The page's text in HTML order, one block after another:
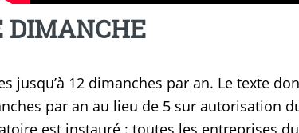
DIMANCHE
par an. Le texte donne la possibilité d’ouvrir des
par an au lieu de 5 sur autorisation
est instauré : toutes les entreprises